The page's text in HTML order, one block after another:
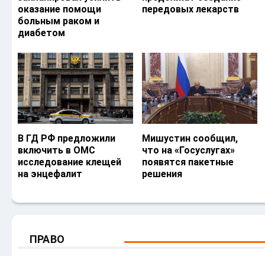
оказание помощи
больным раком и
диабетом
передовых лекарств
В ГД РФ предложили
включить в ОМС
исследование клещей
на энцефалит
Мишустин сообщил,
что на «Госуслугах»
появятся пакетные
решения
ПРАВО